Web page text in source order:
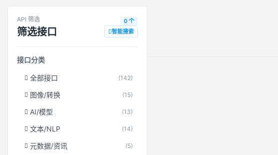
API 筛选
筛选接口
0 个
智能搜索
接口分类
全部接口 (142)
图像/转换 (15)
AI/模型 (13)
文本/NLP (14)
元数据/资讯 (5)